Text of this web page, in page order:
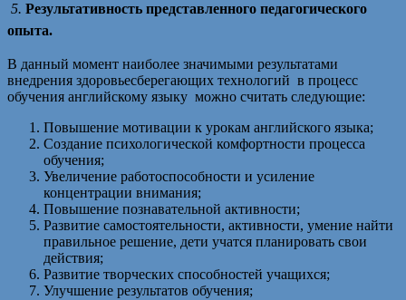
5. Результативность представленного педагогического
опыта.
В данный момент наиболее значимыми результатами
внедрения здоровьесберегающих технологий в процесс
обучения английскому языку можно считать следующие:
Повышение мотивации к урокам английского языка;
Создание психологической комфортности процесса
обучения;
Увеличение работоспособности и усиление
концентрации внимания;
Повышение познавательной активности;
Развитие самостоятельности, активности, умение найти
правильное решение, дети учатся планировать свои
действия;
Развитие творческих способностей учащихся;
Улучшение результатов обучения;